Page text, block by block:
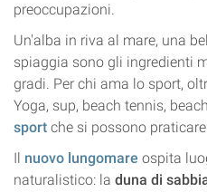
preoccupazioni.
Un'alba in riva al mare, una
spiaggia sono gli ingredienti
gradi. Per chi ama lo sport,
Yoga, sup, beach tennis,
sport che si possono
Il nuovo lungomare ospita
naturalistico: la duna di